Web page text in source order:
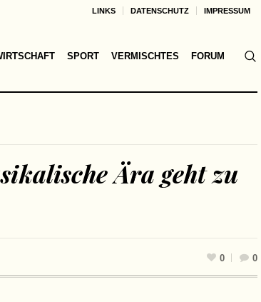
LINKS DATENSCHUTZ IMPRESSUM
SPORT VERMISCHTES FORUM
Ära geht zu
0 0